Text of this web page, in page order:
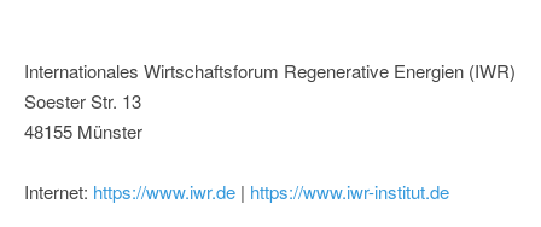
Internationales Wirtschaftsforum Regenerative Energien (IWR)
Soester Str. 13
48155 Münster
Internet: https://www.iwr.de | https://www.iwr-institut.de